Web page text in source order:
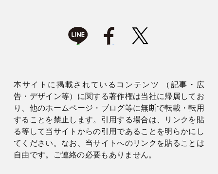
本サイトに掲載されているコンテンツ （記事・広
告・デザイン等）に関する著作権は当社に帰属してお
り、他のホームページ・ブログ等に無断で転載・転用
することを禁止します。引用する場合は、リンクを貼
る等して当サイトからの引用であることを明らかにし
てください。なお、当サイトへのリンクを貼ることは
自由です。ご連絡の必要もありません。